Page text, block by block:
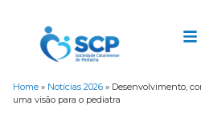
Home » Notícias 2026 » Desenvolvimento,
uma visão para o pediatra